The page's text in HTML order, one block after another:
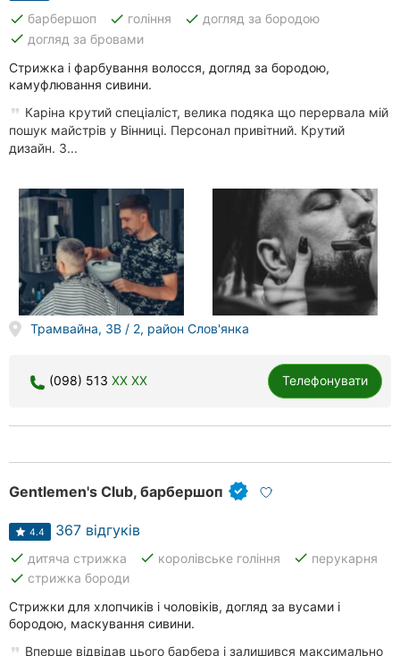
done барбершоп done гоління done догляд за бородою
done догляд за бровами
Стрижка і фарбування волосся, догляд за бородою,
камуфлювання сивини.
Каріна крутий спеціаліст, велика подяка що перервала мій
пошук майстрів у Вінниці. Персонал привітний. Крутий
дизайн. З...
Трамвайна, 3В / 2, район Слов'янка
(098) 513 XX XX Телефонувати
Gentlemen's Club, барбершоп
4.4 367 відгуків
done дитяча стрижка done королівське гоління done перукарня
done стрижка бороди
Стрижки для хлопчиків і чоловіків, догляд за вусами і
бородою, маскування сивини.
Вперше відвідав цього барбера і залишився максимально